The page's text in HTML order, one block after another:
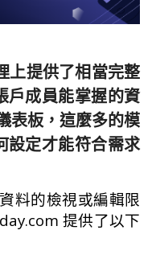
提供了相當完整
戶成員能掌握的資
表板，這麼多的模
設定才能符合需求
料的檢視或編輯限
提供了以下